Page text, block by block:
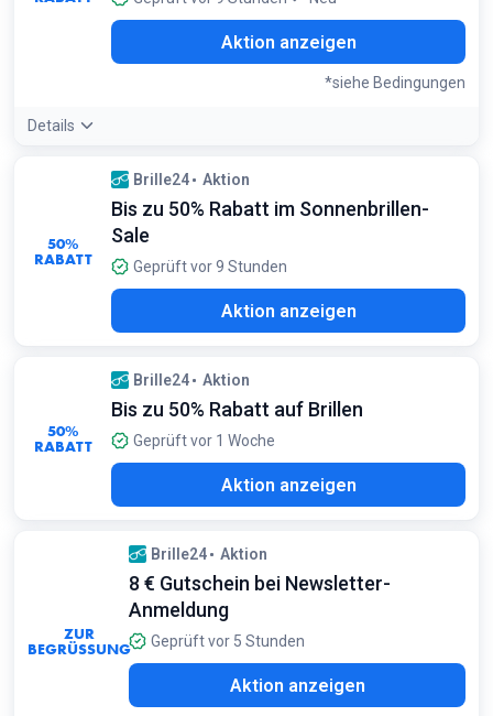
Aktion anzeigen
*siehe Bedingungen
Details
Bedingungen:
Gilt nur für ausgewählte Artikel
50%
RABATT
Brille24 Aktion
Bis zu 50% Rabatt im Sonnenbrillen-
Sale
Geprüft vor 9 Stunden
Aktion anzeigen
50%
RABATT
Brille24 Aktion
Bis zu 50% Rabatt auf Brillen
Geprüft vor 1 Woche
Aktion anzeigen
ZUR
BEGRÜSSUNG
Brille24 Aktion
8 € Gutschein bei Newsletter-
Anmeldung
Geprüft vor 5 Stunden
Aktion anzeigen